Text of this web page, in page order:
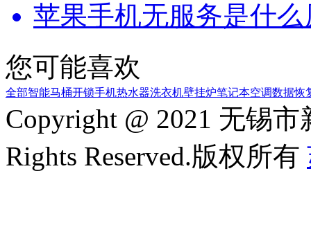
苹果手机无服务是什么
您可能喜欢
全部智能马桶开锁手机热水器洗衣机壁挂炉笔记本空调数据恢
Copyright @ 2021 无锡
Rights Reserved.版权所有